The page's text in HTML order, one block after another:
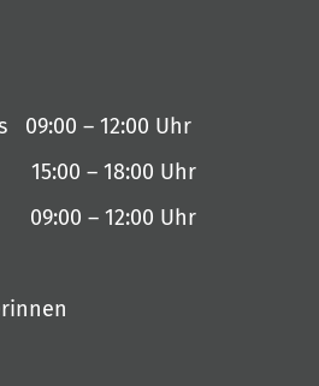
09:00 – 12:00 Uhr
– 18:00 Uhr
– 12:00 Uhr